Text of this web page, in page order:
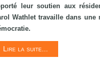
leur soutien aux
Wathlet travaille dans
Lire la suite...